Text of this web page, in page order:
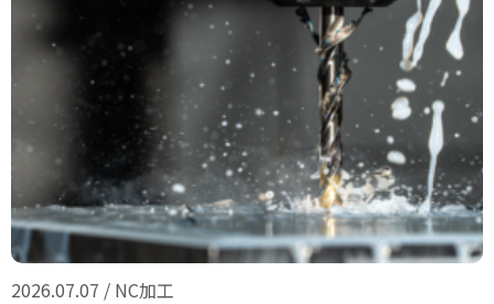
2026.07.07 / NC加工